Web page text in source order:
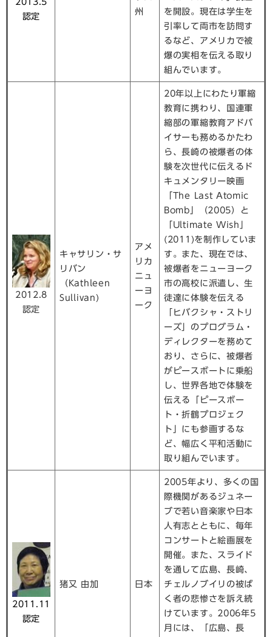
2013.5
認定
州
を開設。現在は学生を
引率して両市を訪問す
るなど、アメリカで被
爆の実相を伝える取り
組んでいます。
2012.8
認定
キャサリン・サ
リバン
（Kathleen
Sullivan)
アメ
リカ
ニュ
ーヨ
ーク
20年以上にわたり軍縮
教育に携わり、国連軍
縮部の軍縮教育アドバ
イサーも務めるかたわ
ら、長崎の被爆者の体
験を次世代に伝えるド
キュメンタリー映画
「The Last Atomic
Bomb」（2005）と
「Ultimate Wish」
(2011)を制作していま
す。また、現在では、
被爆者をニューヨーク
市の高校に派遣し、生
徒達に体験を伝える
「ヒバクシャ・ストリ
ーズ」のプログラム・
ディレクターを務めて
おり、さらに、被爆者
がピースボートに乗船
し、世界各地で体験を
伝える「ピースボー
ト・折鶴プロジェク
ト」にも参画するな
ど、幅広く平和活動に
取り組んでいます。
2011.11
認定
猪又 由加 日本
2005年より、多くの国
際機関があるジュネー
ブで若い音楽家や日本
人有志とともに、毎年
コンサートと絵画展を
開催。また、スライド
を通して広島、長崎、
チェルノブイリの被ば
く者の悲惨さを訴え続
けています。2006年5
月には、「広島、長